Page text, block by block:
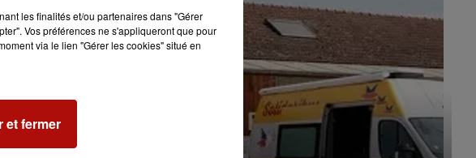
les finalités et/ou partenaires dans "Gérer
Vos préférences ne s'appliqueront que pour
via le lien "Gérer les cookies" situé en
et fermer